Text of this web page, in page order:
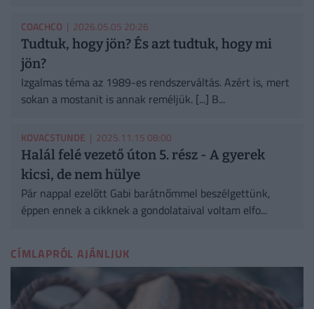
COACHCO | 2026.05.05 20:26
Tudtuk, hogy jön? És azt tudtuk, hogy mi
jön?
Izgalmas téma az 1989-es rendszerváltás. Azért is, mert
sokan a mostanit is annak reméljük. [...] B...
KOVACSTUNDE | 2025.11.15 08:00
Halál felé vezető úton 5. rész - A gyerek
kicsi, de nem hülye
Pár nappal ezelőtt Gabi barátnőmmel beszélgettünk,
éppen ennek a cikknek a gondolataival voltam elfo...
CÍMLAPRÓL AJÁNLJUK